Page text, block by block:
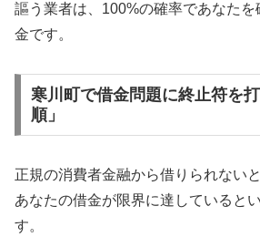
謳う業者は、100%の確率であなたを
金です。
寒川町で借金問題に終止符を
順」
正規の消費者金融から借りられない
あなたの借金が限界に達していると
す。